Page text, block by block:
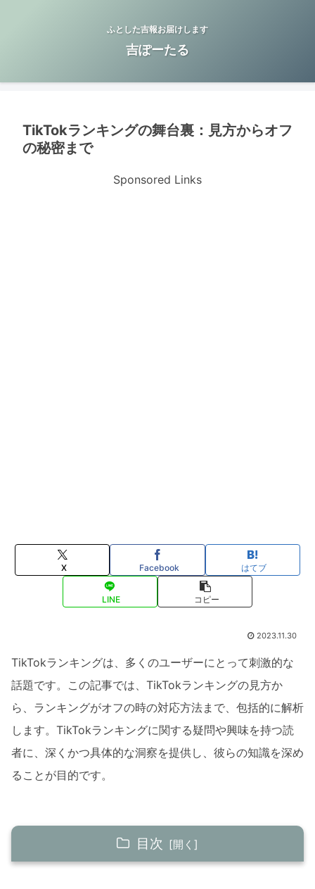
ふとした吉報お届けします
吉ぽーたる
TikTokランキングの舞台裏：見方からオフ
の秘密まで
Sponsored Links
X Facebook はてブ
LINE コピー
2023.11.30
TikTokランキングは、多くのユーザーにとって刺激的な
話題です。この記事では、TikTokランキングの見方か
ら、ランキングがオフの時の対応方法まで、包括的に解析
します。TikTokランキングに関する疑問や興味を持つ読
者に、深くかつ具体的な洞察を提供し、彼らの知識を深め
ることが目的です。
目次